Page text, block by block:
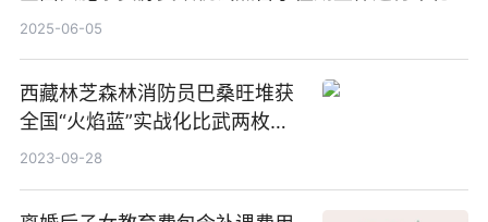
2025-06-05
西藏林芝森林消防员巴桑旺堆获
全国“火焰蓝”实战化比武两枚金
牌_天天百事通
2023-09-28